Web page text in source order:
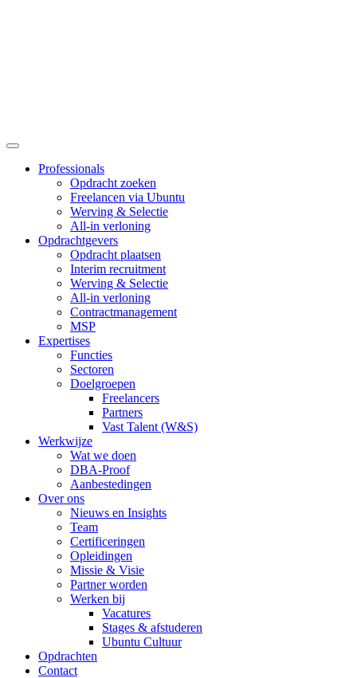
Professionals
Opdracht zoeken
Freelancen via Ubuntu
Werving & Selectie
All-in verloning
Opdrachtgevers
Opdracht plaatsen
Interim recruitment
Werving & Selectie
All-in verloning
Contractmanagement
MSP
Expertises
Functies
Sectoren
Doelgroepen
Freelancers
Partners
Vast Talent (W&S)
Werkwijze
Wat we doen
DBA-Proof
Aanbestedingen
Over ons
Nieuws en Insights
Team
Certificeringen
Opleidingen
Missie & Visie
Partner worden
Werken bij
Vacatures
Stages & afstuderen
Ubuntu Cultuur
Opdrachten
Contact